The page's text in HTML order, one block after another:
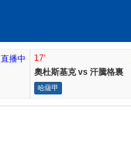
直播中
17'
奧杜斯基克 vs 汗騰格裏
哈薩甲